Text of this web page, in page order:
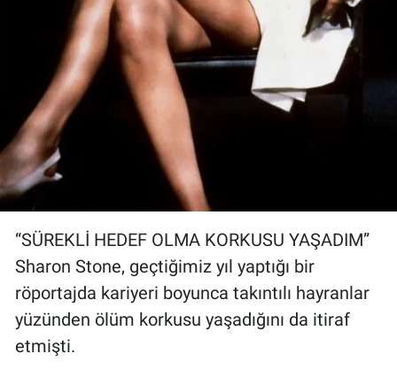
“SÜREKLİ HEDEF OLMA KORKUSU YAŞADIM”
Sharon Stone, geçtiğimiz yıl yaptığı bir
röportajda kariyeri boyunca takıntılı hayranlar
yüzünden ölüm korkusu yaşadığını da itiraf
etmişti.